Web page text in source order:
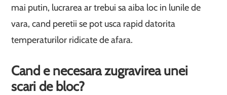
mai putin, lucrarea ar trebui sa aiba loc in lunile de
vara, cand peretii se pot usca rapid datorita
temperaturilor ridicate de afara.
Cand e necesara zugravirea unei
scari de bloc?